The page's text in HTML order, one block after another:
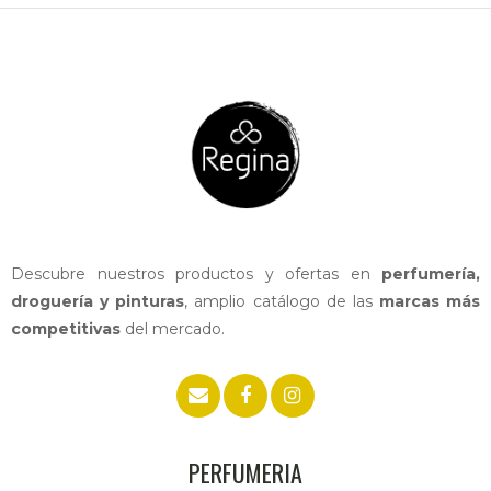
Descubre nuestros productos y ofertas en perfumería,
droguería y pinturas, amplio catálogo de las marcas más
competitivas del mercado.
PERFUMERIA